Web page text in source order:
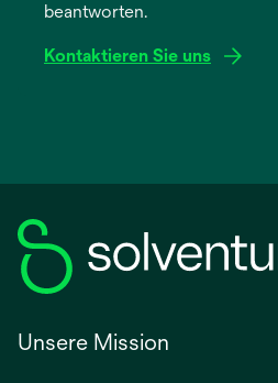
Registerkarte
beantworten.
Kontaktieren Sie uns
Unsere Mission